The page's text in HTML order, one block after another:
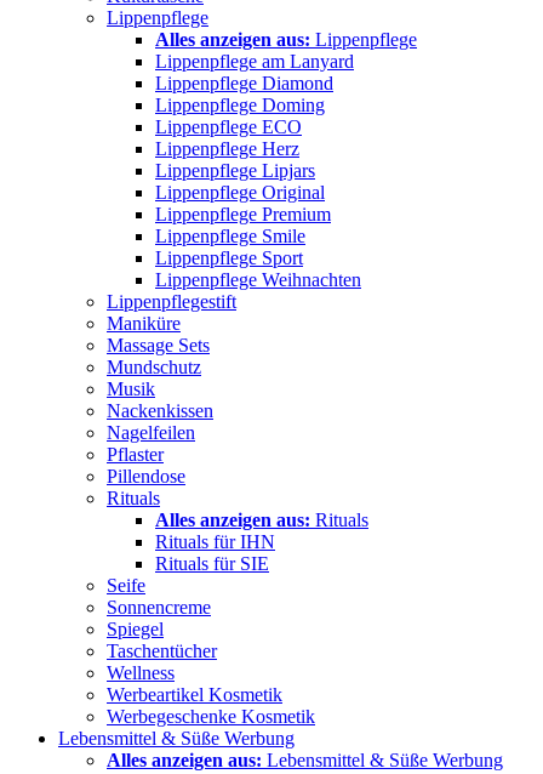
Lippenpflege
Alles anzeigen aus: Lippenpflege
Lippenpflege am Lanyard
Lippenpflege Diamond
Lippenpflege Doming
Lippenpflege ECO
Lippenpflege Herz
Lippenpflege Lipjars
Lippenpflege Original
Lippenpflege Premium
Lippenpflege Smile
Lippenpflege Sport
Lippenpflege Weihnachten
Lippenpflegestift
Maniküre
Massage Sets
Mundschutz
Musik
Nackenkissen
Nagelfeilen
Pflaster
Pillendose
Rituals
Alles anzeigen aus: Rituals
Rituals für IHN
Rituals für SIE
Seife
Sonnencreme
Spiegel
Taschentücher
Wellness
Werbeartikel Kosmetik
Werbegeschenke Kosmetik
Lebensmittel & Süße Werbung
Alles anzeigen aus: Lebensmittel & Süße Werbung